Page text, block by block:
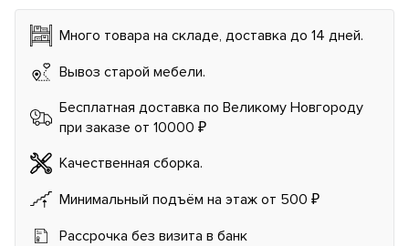
Много товара на складе, доставка до 14 дней.
Вывоз старой мебели.
Бесплатная доставка по Великому Новгороду
при заказе от 10000 ₽
Качественная сборка.
Минимальный подъём на этаж от 500 ₽
Рассрочка без визита в банк